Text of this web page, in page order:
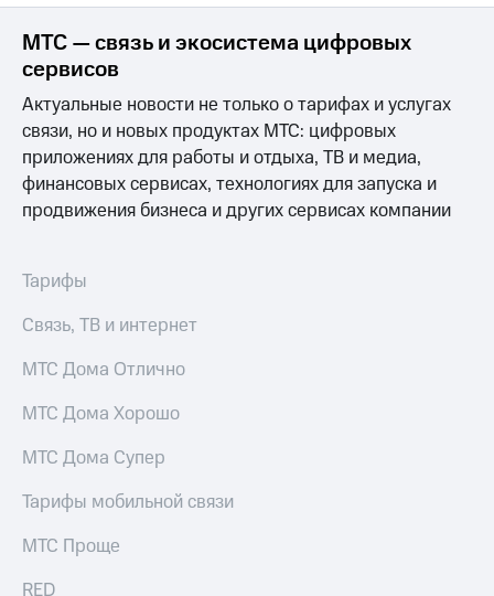
в МТС
со своим
номером
Поддержка
и подписки
МТС
Premium
Подписка
и многое
группа
Скидка
на тарифы,
общие
подписки
доступ
на тарифы,
подписки
и услуги,
доступ
к геолокации
Сертификаты
безопасности
в Мой МТС
Посмотрите,
что
полезного
есть
приложении
КИОН
КИОН
МТС — связь и экосистема цифровых
сервисов
Актуальные новости не только о тарифах и услугах
связи, но и новых продуктах МТС: цифровых
приложениях для работы и отдыха, ТВ и медиа,
финансовых сервисах, технологиях для запуска и
продвижения бизнеса и других сервисах компании
Тарифы
Связь, ТВ и интернет
МТС Дома Отлично
МТС Дома Хорошо
МТС Дома Супер
Тарифы мобильной связи
МТС Проще